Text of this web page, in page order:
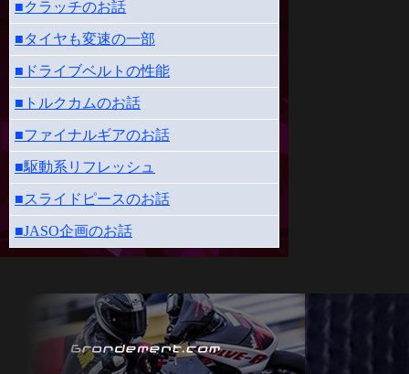
■クラッチのお話
■タイヤも変速の一部
■ドライブベルトの性能
■トルクカムのお話
■ファイナルギアのお話
■駆動系リフレッシュ
■スライドピースのお話
■JASO企画のお話